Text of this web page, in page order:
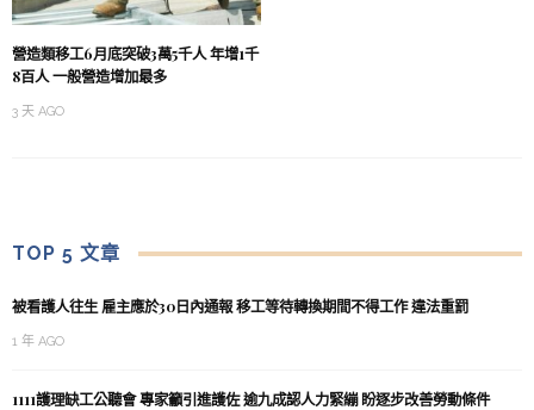
營造類移工6月底突破3萬5千人 年增1千
8百人 一般營造增加最多
3 天 AGO
TOP 5 文章
被看護人往生 雇主應於30日內通報 移工等待轉換期間不得工作 違法重罰
1 年 AGO
1111護理缺工公聽會 專家籲引進護佐 逾九成認人力緊繃 盼逐步改善勞動條件